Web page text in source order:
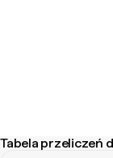
Tabela przeliczeń